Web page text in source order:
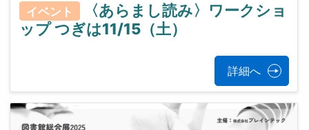
イベント
〈あらまし読み〉ワークショ
ップ つぎは11/15（土）
詳細へ